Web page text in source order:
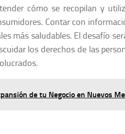
cómo se recopilan y
Contar con
más saludables. El desafío
los derechos de las
de tu Negocio en Nuevos